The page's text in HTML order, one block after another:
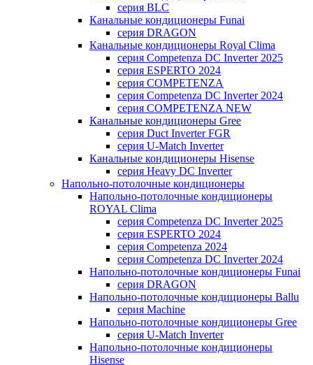
серия BLC
Канальные кондиционеры Funai
серия DRAGON
Канальные кондиционеры Royal Clima
серия Competenza DC Inverter 2025
серия ESPERTO 2024
серия COMPETENZA
серия Competenza DC Inverter 2024
серия COMPETENZA NEW
Канальные кондиционеры Gree
серия Duct Inverter FGR
серия U-Match Inverter
Канальные кондиционеры Hisense
серия Heavy DC Inverter
Напольно-потолочные кондиционеры
Напольно-потолочные кондиционеры
ROYAL Clima
серия Competenza DC Inverter 2025
серия ESPERTO 2024
серия Competenza 2024
серия Competenza DC Inverter 2024
Напольно-потолочные кондиционеры Funai
серия DRAGON
Напольно-потолочные кондиционеры Ballu
серия Machine
Напольно-потолочные кондиционеры Gree
серия U-Match Inverter
Напольно-потолочные кондиционеры
Hisense